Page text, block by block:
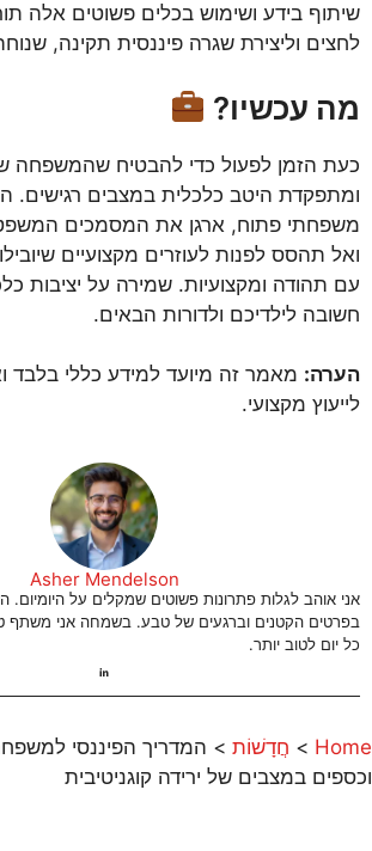
שיתוף בידע ושימוש בכלים פשוטים אלה
לחצים וליצירת שגרה פיננסית תקינה,
מה עכשיו?
כעת הזמן לפעול כדי להבטיח שהמשפחה
ומתפקדת היטב כלכלית במצבים רגישים.
משפחתי פתוח, ארגן את המסמכים
ואל תהסס לפנות לעוזרים מקצועיים
עם תהודה ומקצועיות. שמירה על יציבות
חשובה לילדיכם ולדורות הבאים.
הערה: מאמר זה מיועד למידע כללי בלבד
לייעוץ מקצועי.
Asher Mendelson
אני אוהב לגלות פתרונות פשוטים שמקלים על
בפרטים הקטנים וברגעים של טבע. בשמחה אני משתף
כל יום לטוב יותר.
Home
> חֲדָשׁוֹת > המדריך הפיננסי
וכספים במצבים של ירידה קוגניטיבית